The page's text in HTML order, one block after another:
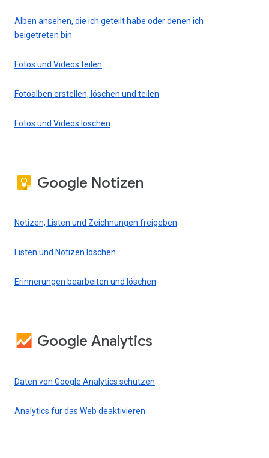
Alben ansehen, die ich geteilt habe oder denen ich
beigetreten bin
Fotos und Videos teilen
Fotoalben erstellen, löschen und teilen
Fotos und Videos löschen
Google Notizen
Notizen, Listen und Zeichnungen freigeben
Listen und Notizen löschen
Erinnerungen bearbeiten und löschen
Google Analytics
Daten von Google Analytics schützen
Analytics für das Web deaktivieren